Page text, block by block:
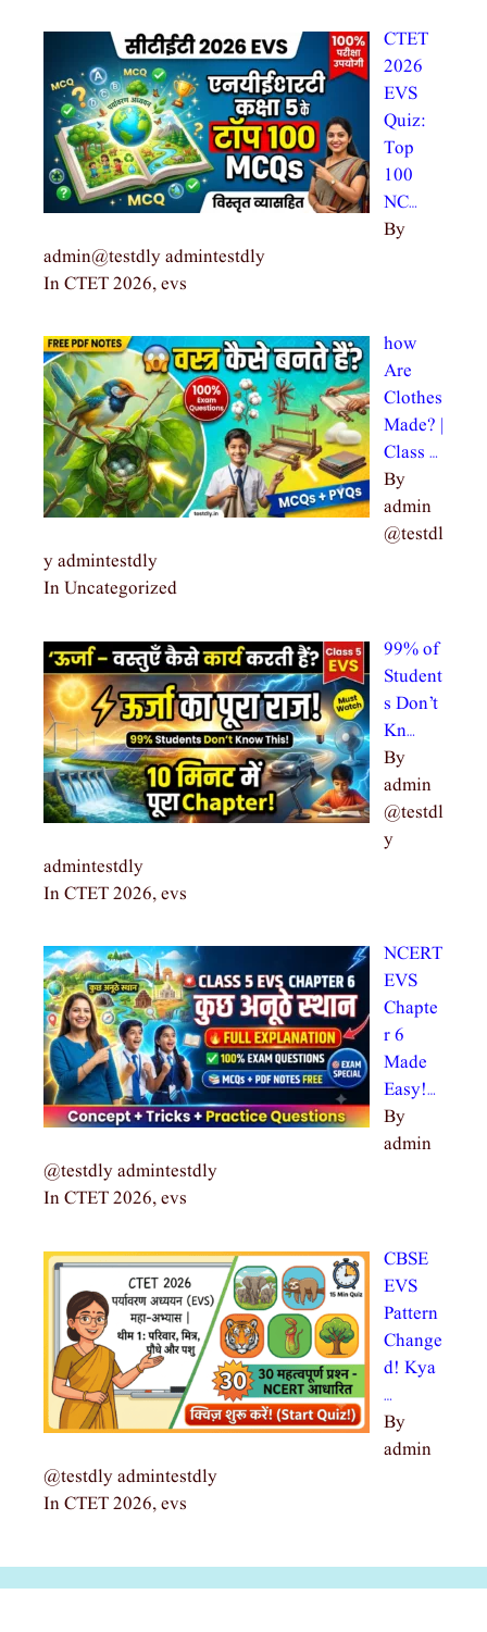
CTET
2026
EVS
Quiz:
Top
100
NC…
By
admin@testdly admintestdly
In CTET 2026, evs
how
Are
Clothes
Made? |
Class …
By
admin
@testdl
y admintestdly
In Uncategorized
99% of
Student
s Don’t
Kn…
By
admin
@testdl
y
admintestdly
In CTET 2026, evs
NCERT
EVS
Chapte
r 6
Made
Easy!…
By
admin
@testdly admintestdly
In CTET 2026, evs
CBSE
EVS
Pattern
Change
d! Kya
…
By
admin
@testdly admintestdly
In CTET 2026, evs